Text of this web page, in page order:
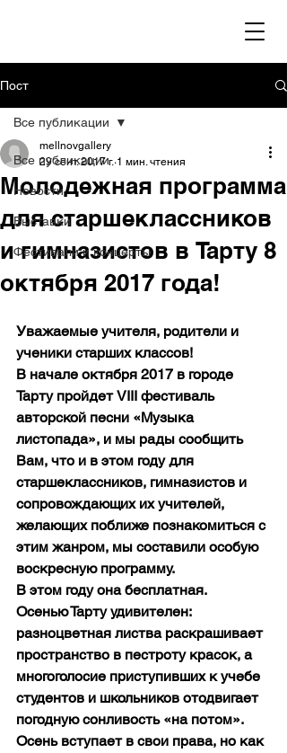
Пост
Все публикации
Новости
Выставки
Фестивали и концерты
Все публикации
Молодежная программа
для старшеклассников
и гимназистов в Тарту 8
октября 2017 года!
mellnovgallery
29 сент. 2017 г. 1 мин. чтения
Уважаемые учителя, родители и
ученики старших классов!
В начале октября 2017 в городе
Тарту пройдет VIII фестиваль
авторской песни «Музыка
листопада», и мы рады сообщить
Вам, что и в этом году для
старшеклассников, гимназистов и
сопровождающих их учителей,
желающих поближе познакомиться с
этим жанром, мы составили особую
воскресную программу.
В этом году она бесплатная.
Осенью Тарту удивителен:
разноцветная листва раскрашивает
пространство в пестроту красок, а
многоголосие приступивших к учебе
студентов и школьников отодвигает
погодную сонливость «на потом».
Осень вступает в свои права, но как